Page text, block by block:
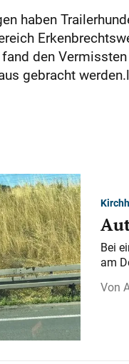
haben
den
gebracht
Bei
am